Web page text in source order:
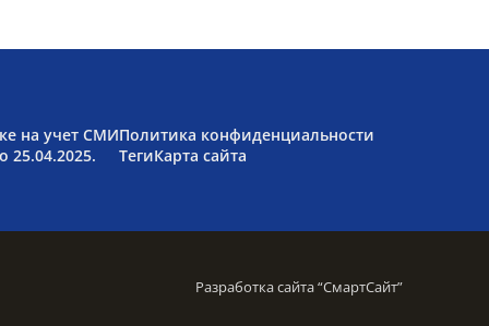
на учет СМИ
25.04.2025.
Политика конфиденциальности
ТегиКарта сайта
Разработка сайта “СмартСайт”